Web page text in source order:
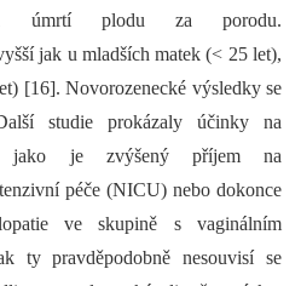
a úmrtí plodu za porodu.
jak u mladších matek (< 25 let),
[16]. Novorozenecké výsledky se
studie prokázaly účinky na
jako je zvýšený příjem na
péče (NICU) nebo dokonce
ve skupině s vaginálním
ty pravděpodobně nesouvisí se